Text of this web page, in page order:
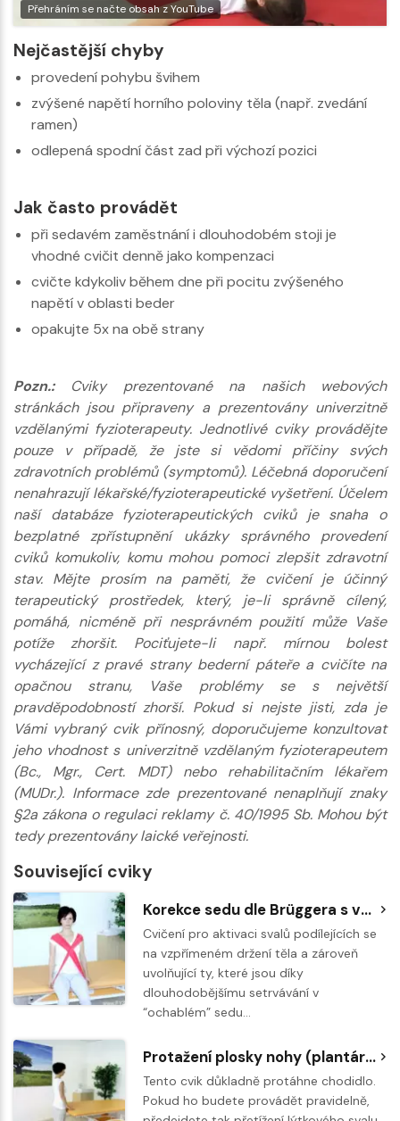
Přehráním se načte obsah z YouTube
Nejčastější chyby
provedení pohybu švihem
zvýšené napětí horního poloviny těla (např. zvedání
ramen)
odlepená spodní část zad při výchozí pozici
Jak často provádět
při sedavém zaměstnání i dlouhodobém stoji je
vhodné cvičit denně jako kompenzaci
cvičte kdykoliv během dne při pocitu zvýšeného
napětí v oblasti beder
opakujte 5x na obě strany
Pozn.: Cviky prezentované na našich webových
stránkách jsou připraveny a prezentovány univerzitně
vzdělanými fyzioterapeuty. Jednotlivé cviky provádějte
pouze v případě, že jste si vědomi příčiny svých
zdravotních problémů (symptomů). Léčebná doporučení
nenahrazují lékařské/fyzioterapeutické vyšetření. Účelem
naší databáze fyzioterapeutických cviků je snaha o
bezplatné zpřístupnění ukázky správného provedení
cviků komukoliv, komu mohou pomoci zlepšit zdravotní
stav. Mějte prosím na paměti, že cvičení je účinný
terapeutický prostředek, který, je-li správně cílený,
pomáhá, nicméně při nesprávném použití může Vaše
potíže zhoršit. Pociťujete-li např. mírnou bolest
vycházející z pravé strany bederní páteře a cvičíte na
opačnou stranu, Vaše problémy se s největší
pravděpodobností zhorší. Pokud si nejste jisti, zda je
Vámi vybraný cvik přínosný, doporučujeme konzultovat
jeho vhodnost s univerzitně vzdělaným fyzioterapeutem
(Bc., Mgr., Cert. MDT) nebo rehabilitačním lékařem
(MUDr.). Informace zde prezentované nenaplňují znaky
§2a zákona o regulaci reklamy č. 40/1995 Sb. Mohou být
tedy prezentovány laické veřejnosti.
Související cviky
Korekce sedu dle Brüggera s využitím Therabandu
Cvičení pro aktivaci svalů podílejících se
na vzpřímeném držení těla a zároveň
uvolňující ty, které jsou díky
dlouhodobějšímu setrvávání v
“ochablém” sedu…
Protažení plosky nohy (plantární fascie)
Tento cvik důkladně protáhne chodidlo.
Pokud ho budete provádět pravidelně,